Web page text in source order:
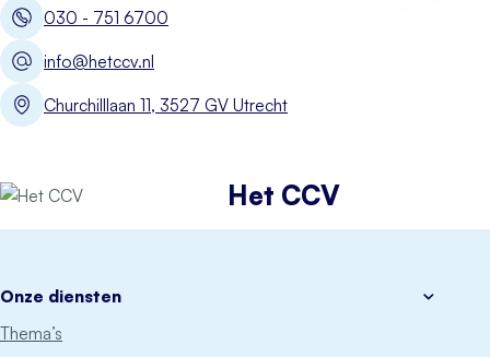
030 - 751 6700
info@hetccv.nl
Churchilllaan 11, 3527 GV Utrecht
Het CCV
Onze diensten
Thema’s